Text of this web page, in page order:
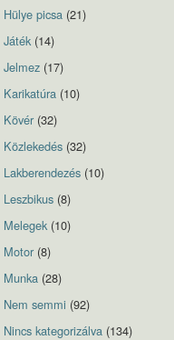
Hülye picsa (21)
Játék(14)
Jelmez (17)
Karikatúra (10)
Kövér (32)
Közlekedés (32)
Lakberendezés (10)
Leszbikus (8)
Melegek(10)
Motor (8)
Munka (28)
Nem semmi (92)
Nincs kategorizálva (134)